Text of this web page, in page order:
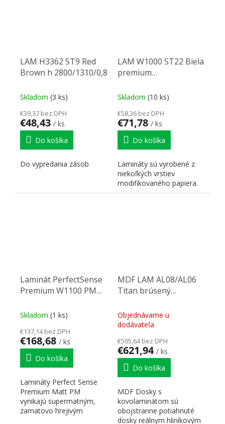
LAM H3362 ST9 Red
Brown h 2800/1310/0,8
Skladom (3 ks)
€39,37 bez DPH
€48,43 / ks
Do košíka
Do vypredania zásob
LAM W1000 ST22 Biela
premium
Skladom (10 ks)
€58,36 bez DPH
€71,78 / ks
Do košíka
Lamináty sú vyrobené z
niekoľkých vrstiev
modifikovaného papiera.
Laminát PerfectSense
Premium W1100 PM
2800/1310/0,8
Skladom (1 ks)
€137,14 bez DPH
€168,68 / ks
Do košíka
Lamináty Perfect Sense
Premium Matt PM
vynikajú supermatným,
zamatovo hrejivým
MDF LAM AL08/AL06
Titan brúsený
Objednávame u
dodávateľa
€505,64 bez DPH
€621,94 / ks
Do košíka
MDF Dosky s
kovolaminátom sú
obojstranne potiahnuté
dosky reálnym hliníkovým